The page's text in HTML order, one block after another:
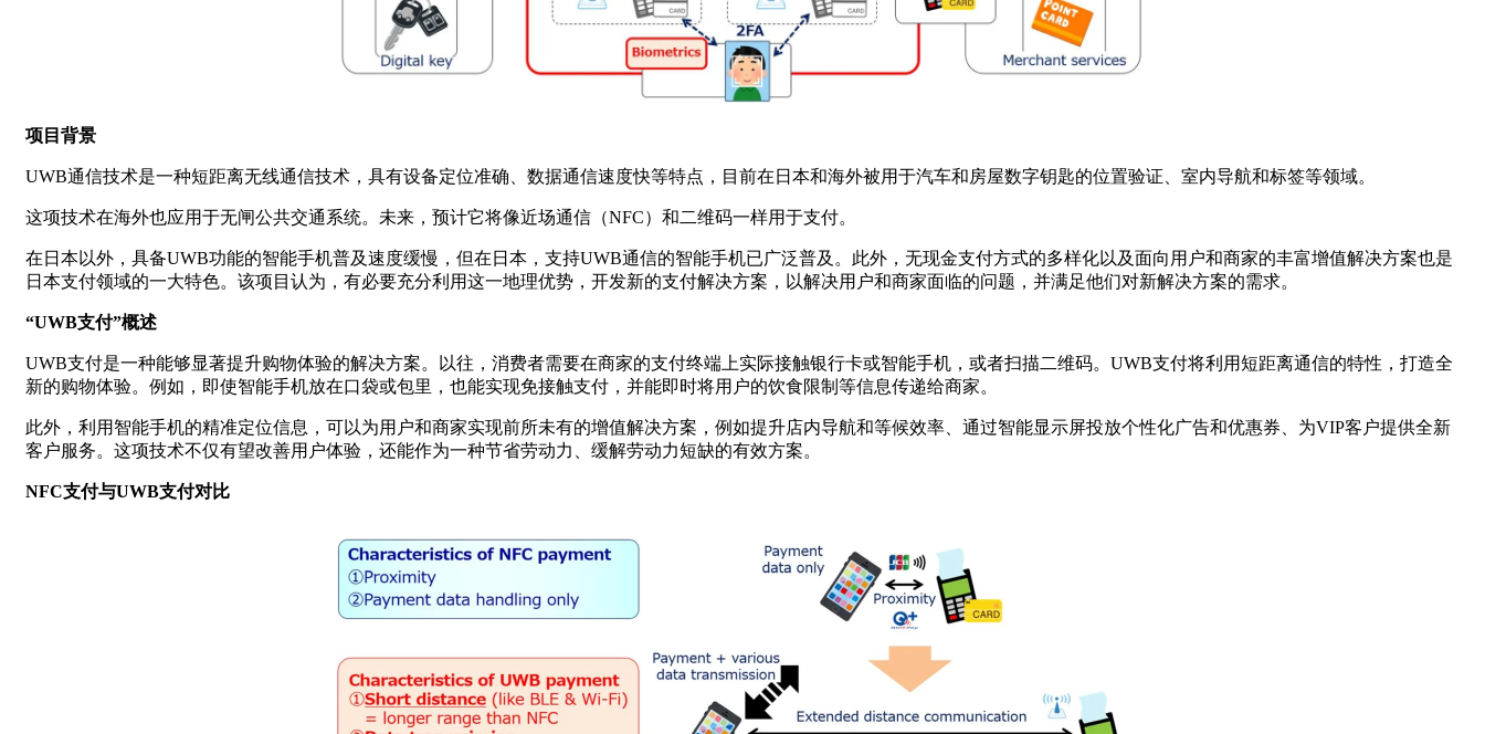
项目背景
UWB通信技术是一种短距离无线通信技术，具有设备定位准确、数据通信速度快等特点，目前在日本和海外被用于汽车和房屋数字钥匙的位置验证、室内导航和标签等领域。
这项技术在海外也应用于无闸公共交通系统。未来，预计它将像近场通信（NFC）和二维码一样用于支付。
在日本以外，具备UWB功能的智能手机普及速度缓慢，但在日本，支持UWB通信的智能手机已广泛普及。此外，无现金支付方式的多样化以及面向用户和商家的丰富增值解决方案也是
日本支付领域的一大特色。该项目认为，有必要充分利用这一地理优势，开发新的支付解决方案，以解决用户和商家面临的问题，并满足他们对新解决方案的需求。
“UWB支付”概述
UWB支付是一种能够显著提升购物体验的解决方案。以往，消费者需要在商家的支付终端上实际接触银行卡或智能手机，或者扫描二维码。UWB支付将利用短距离通信的特性，打造全
新的购物体验。例如，即使智能手机放在口袋或包里，也能实现免接触支付，并能即时将用户的饮食限制等信息传递给商家。
此外，利用智能手机的精准定位信息，可以为用户和商家实现前所未有的增值解决方案，例如提升店内导航和等候效率、通过智能显示屏投放个性化广告和优惠券、为VIP客户提供全新
客户服务。这项技术不仅有望改善用户体验，还能作为一种节省劳动力、缓解劳动力短缺的有效方案。
NFC支付与UWB支付对比